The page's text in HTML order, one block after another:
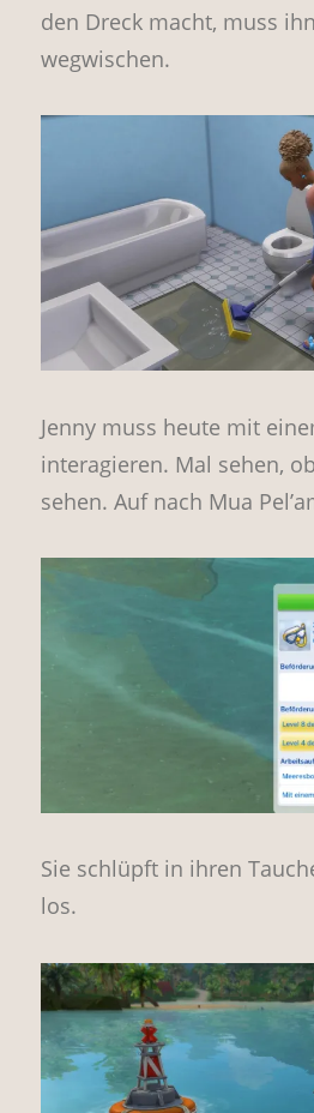
den Dreck macht, muss
wegwischen.
Jenny muss heute mit
interagieren. Mal sehen,
sehen. Auf nach Mua
Sie schlüpft in ihren
los.